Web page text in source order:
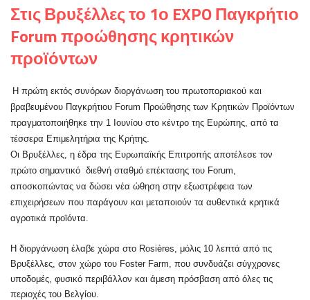
Στις Βρυξέλλες το 1ο EXPO Παγκρήτιο
Forum προώθησης κρητικών
προϊόντων
Η πρώτη εκτός συνόρων διοργάνωση του πρωτοποριακού και
βραβευμένου Παγκρήτιου Forum Προώθησης των Κρητικών Προϊόντων
πραγματοποιήθηκε την 1 Ιουνίου στο κέντρο της Ευρώπης, από τα
τέσσερα Επιμελητήρια της Κρήτης.
Οι Βρυξέλλες, η έδρα της Ευρωπαϊκής Επιτροπής αποτέλεσε τον
πρώτο σημαντικό διεθνή σταθμό επέκτασης του Forum,
αποσκοπώντας να δώσει νέα ώθηση στην εξωστρέφεια των
επιχειρήσεων που παράγουν και μεταποιούν τα αυθεντικά κρητικά
αγροτικά προϊόντα.
Η διοργάνωση έλαβε χώρα στο Rosières, μόλις 10 λεπτά από τις
Βρυξέλλες, στον χώρο του Foster Farm, που συνδυάζει σύγχρονες
υποδομές, φυσικό περιβάλλον και άμεση πρόσβαση από όλες τις
περιοχές του Βελγίου.